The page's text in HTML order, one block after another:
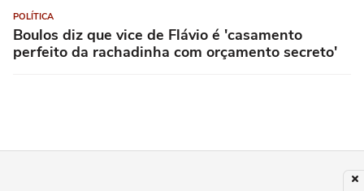
POLÍTICA
Boulos diz que vice de Flávio é 'casamento
perfeito da rachadinha com orçamento secreto'